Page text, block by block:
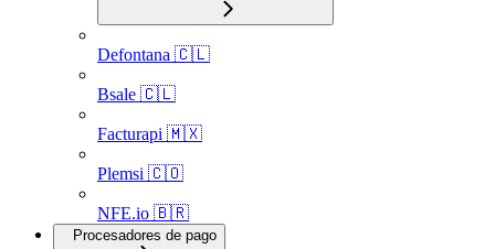
Defontana 🇨🇱
Bsale 🇨🇱
Facturapi 🇲🇽
Plemsi 🇨🇴
NFE.io 🇧🇷
Procesadores de pago